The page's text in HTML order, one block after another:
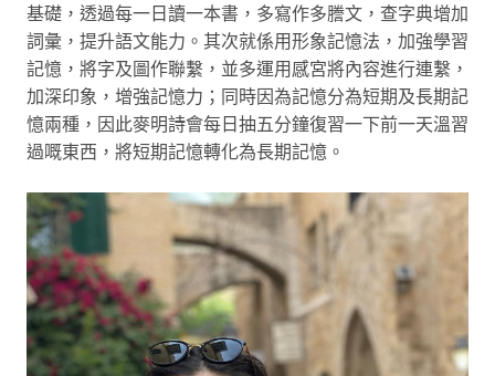
基礎，透過每一日讀一本書，多寫作多謄文，查字典增加
詞彙，提升語文能力。其次就係用形象記憶法，加強學習
記憶，將字及圖作聯繫，並多運用感宮將內容進行連繫，
加深印象，增強記憶力；同時因為記憶分為短期及長期記
憶兩種，因此麥明詩會每日抽五分鐘復習一下前一天溫習
過嘅東西，將短期記憶轉化為長期記憶。